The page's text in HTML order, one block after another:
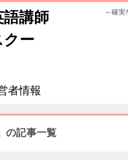
語講師
クー
～確
者情報
の記事一覧